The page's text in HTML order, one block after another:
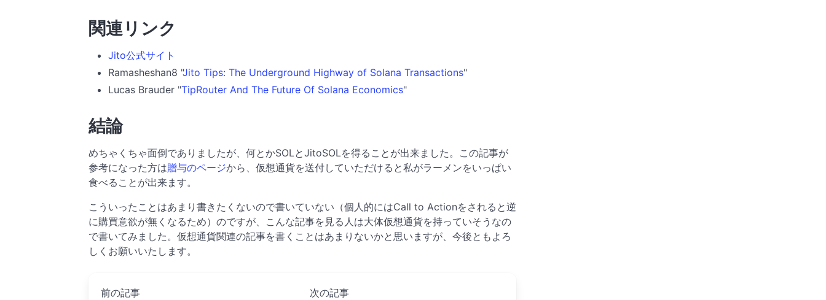
関連リンク
Jito公式サイト
Ramasheshan8 "Jito Tips: The Underground Highway of Solana Transactions"
Lucas Brauder "TipRouter And The Future Of Solana Economics"
結論
めちゃくちゃ面倒でありましたが、何とかSOLとJitoSOLを得ることが出来ました。この記事が
参考になった方は贈与のページから、仮想通貨を送付していただけると私がラーメンをいっぱい
食べることが出来ます。
こういったことはあまり書きたくないので書いていない（個人的にはCall to Actionをされると逆
に購買意欲が無くなるため）のですが、こんな記事を見る人は大体仮想通貨を持っていそうなの
で書いてみました。仮想通貨関連の記事を書くことはあまりないかと思いますが、今後ともよろ
しくお願いいたします。
前の記事 次の記事